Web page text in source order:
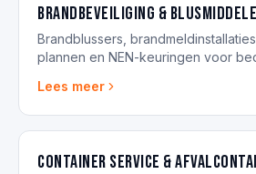
Brandbeveiliging &
Brandblussers,
plannen en NEN-keuringen voor
Lees meer
Container service &